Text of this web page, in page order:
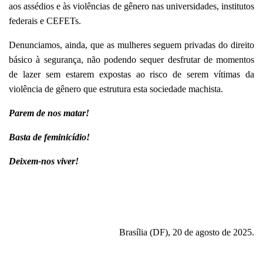
aos assédios e às violências de gênero nas universidades, institutos
federais e CEFETs.
Denunciamos, ainda, que as mulheres seguem privadas do direito
básico à segurança, não podendo sequer desfrutar de momentos
de lazer sem estarem expostas ao risco de serem vítimas da
violência de gênero que estrutura esta sociedade machista.
Parem de nos matar!
Basta de feminicídio!
Deixem-nos viver!
Brasília (DF), 20 de agosto de 2025.